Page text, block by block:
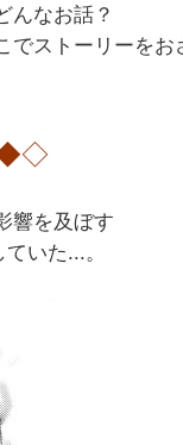
んなお話？
でストーリーを
響を及ぼす
いた...。